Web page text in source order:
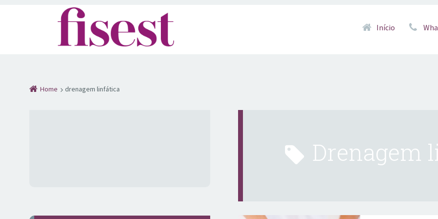
Pular para o conteúdo
Início
Home drenagem linfática